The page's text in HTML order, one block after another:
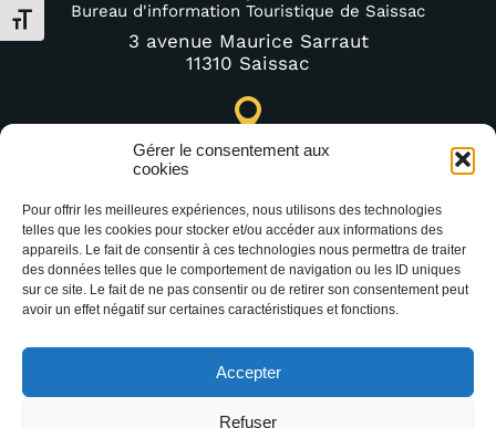
Gérer le consentement aux
cookies
Pour offrir les meilleures expériences, nous utilisons des technologies
telles que les cookies pour stocker et/ou accéder aux informations des
appareils. Le fait de consentir à ces technologies nous permettra de traiter
des données telles que le comportement de navigation ou les ID uniques
sur ce site. Le fait de ne pas consentir ou de retirer son consentement peut
avoir un effet négatif sur certaines caractéristiques et fonctions.
Accepter
Refuser
Changer la taille de la police
Bureau d'information Touristique de Saissac
3 avenue Maurice Sarraut
11310 Saissac
Point d'information Touristique de Lastours (Saisonnier)
4 moulin bas,
+33 (0)4 68 76 64 90